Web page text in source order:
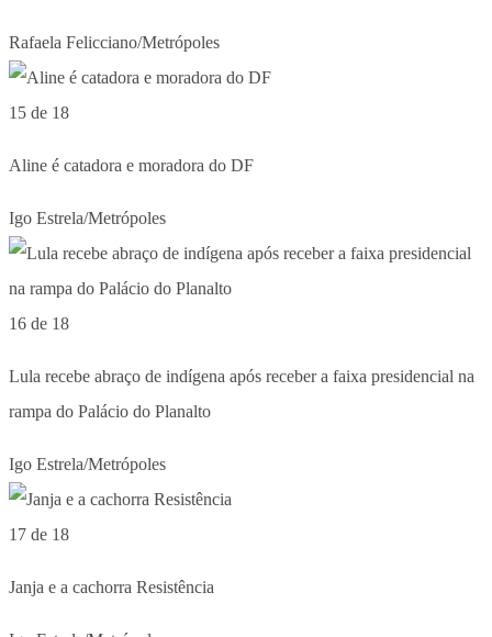
Rafaela Felicciano/Metrópoles
15 de 18
Aline é catadora e moradora do DF
Igo Estrela/Metrópoles
16 de 18
Lula recebe abraço de indígena após receber a faixa presidencial na
rampa do Palácio do Planalto
Igo Estrela/Metrópoles
17 de 18
Janja e a cachorra Resistência